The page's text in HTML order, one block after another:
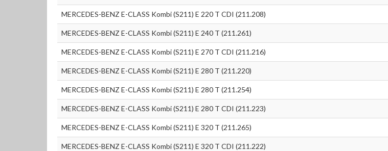
MERCEDES-BENZ E-CLASS Kombi (S211) E 220 T CDI (211.208)
MERCEDES-BENZ E-CLASS Kombi (S211) E 240 T (211.261)
MERCEDES-BENZ E-CLASS Kombi (S211) E 270 T CDI (211.216)
MERCEDES-BENZ E-CLASS Kombi (S211) E 280 T (211.220)
MERCEDES-BENZ E-CLASS Kombi (S211) E 280 T (211.254)
MERCEDES-BENZ E-CLASS Kombi (S211) E 280 T CDI (211.223)
MERCEDES-BENZ E-CLASS Kombi (S211) E 320 T (211.265)
MERCEDES-BENZ E-CLASS Kombi (S211) E 320 T CDI (211.222)